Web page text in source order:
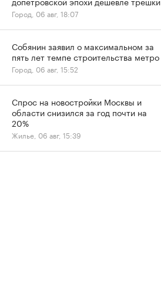
Город, 06 авг, 18:07
Собянин заявил о максимальном за
пять лет темпе строительства метро
Город, 06 авг, 15:52
Спрос на новостройки Москвы и
области снизился за год почти на
20%
Жилье, 06 авг, 15:39